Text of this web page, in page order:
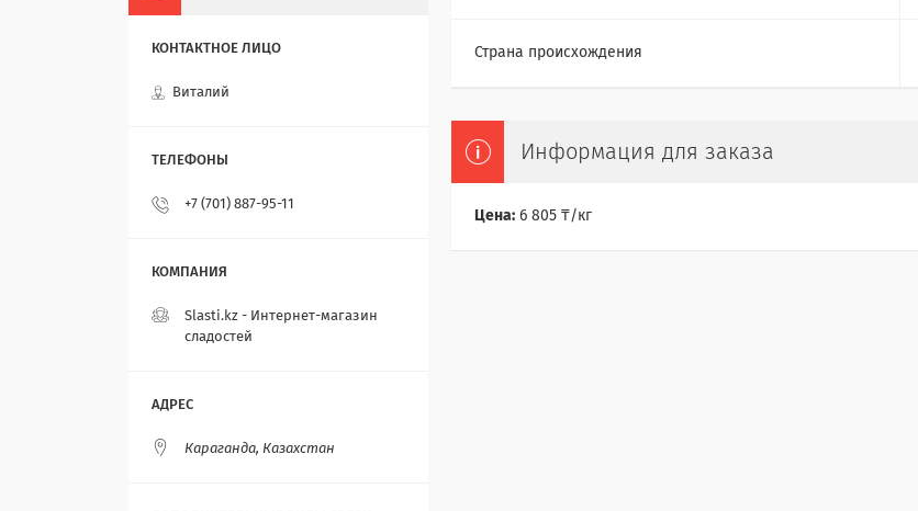
Страна происхождения
Информация для заказа
Цена: 6 805 ₸/кг
Виталий
+7 (701) 887-95-11
Slasti.kz - Интернет-магазин
сладостей
Караганда, Казахстан